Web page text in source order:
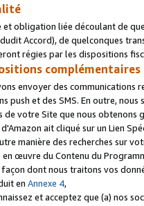
et obligation liée découlant de
Accord), de quelconques
régies par les dispositions
complémentaires
envoyer des communications
push et des SMS. En outre,
de votre Site que nous obtenons
ait cliqué sur un Lien
manière des recherches sur
œuvre du Contenu du
dont nous traitons vos
en Annexe 4,
et acceptez que (a) nos